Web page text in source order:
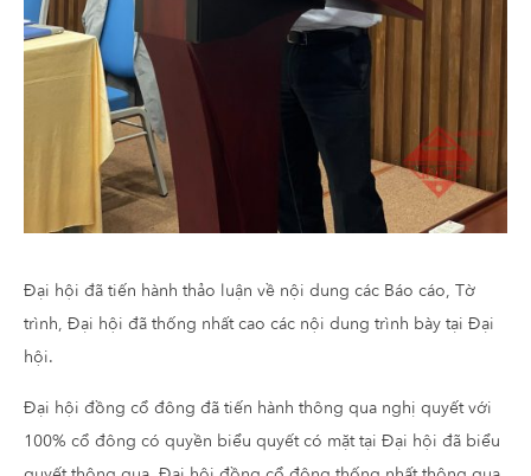
Đại hội đã tiến hành thảo luận về nội dung các Báo cáo, Tờ
trình, Đại hội đã thống nhất cao các nội dung trình bày tại Đại
hội.
Đại hội đồng cổ đông đã tiến hành thông qua nghị quyết với
100% cổ đông có quyền biểu quyết có mặt tại Đại hội đã biểu